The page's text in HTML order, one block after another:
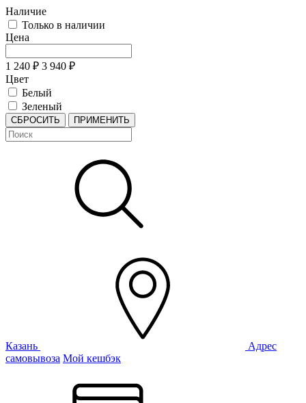
Наличие
Только в наличии
Цена
1 240 ₽ 3 940 ₽
Цвет
Белый
Зеленый
СБРОСИТЬ ПРИМЕНИТЬ
Казань
Адрес
самовывоза Мой кешбэк